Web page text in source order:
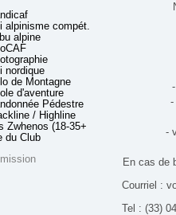
alpinisme compét.
alpine
nordique
de Montagne
d'aventure
Pédestre
/ Highline
Zwhenos (18-35+ ans)
du Club
-
-
En cas de
Courriel :
Tel : (33)